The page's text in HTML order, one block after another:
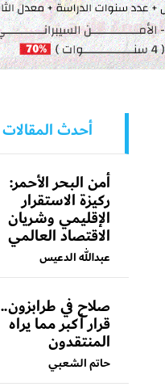
أحدث المقالات
أمن البحر الأحمر:
ركيزة الاستقرار
الإقليمي وشريان
الاقتصاد العالمي
عبدالله الدعيس
صلاح في طرابزون..
قرار أكبر مما يراه
المنتقدون
حاتم الشعبي